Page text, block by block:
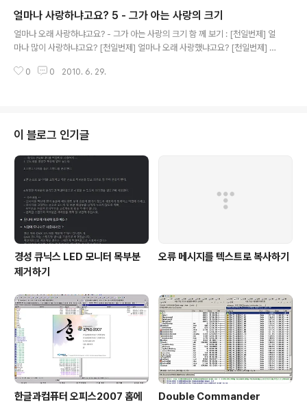
얼마나 사랑하냐고요? 5 - 그가 아는 사랑의 크기
얼마나 오래 사랑하냐고요? - 그가 아는 사랑의 크기 함 께 보기 : [천일번제] 얼
마나 많이 사랑하냐고요? [천일번제] 얼마나 오래 사랑했냐고요? [천일번제] 얼
크기 [code text]사랑은 아무래도 모르겠습니다. 왜냐고요? 사랑에는 너무나
음에 밝혀두는데요, 이거 마음대로 베끼셔도 됩니다. 널리 퍼뜨려도 됩니다. 네
이버 등에 마음껏 펌질해도 됩니다. 하지만 가끔 원작자가 따로 표기되는..
0 0 2010. 6. 29.
이 블로그 인기글
경성 큐닉스 LED 모니터 목부분
제거하기
오류 메시지를 텍스트로 복사하기
한글과컴퓨터 오피스2007 홈에
Double Commander